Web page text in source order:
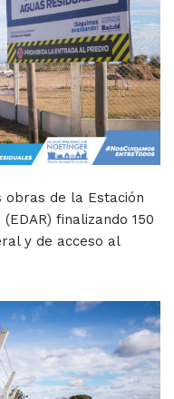
obras de la Estación
finalizando 150
y de acceso al